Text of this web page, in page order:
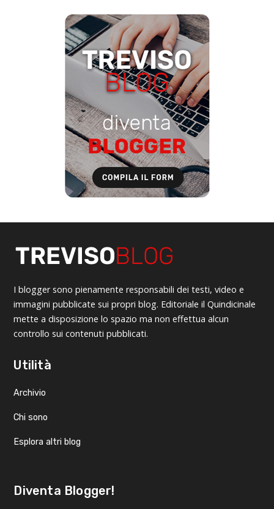
I blogger sono pienamente responsabili dei testi, video e
immagini pubblicate sui propri blog. Editoriale il Quindicinale
mette a disposizione lo spazio ma non effettua alcun
controllo sui contenuti pubblicati.
Utilità
Archivio
Chi sono
Esplora altri blog
Diventa Blogger!